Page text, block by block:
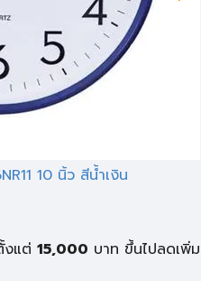
10 นิ้ว สีน้ำเงิน
งแต่ 15,000 บาท ขึ้นไปลดเพิ่ม